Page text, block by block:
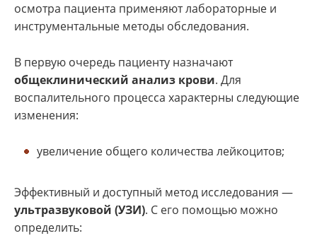
осмотра пациента применяют лабораторные и
инструментальные методы обследования.
В первую очередь пациенту назначают
общеклинический анализ крови. Для
воспалительного процесса характерны следующие
изменения:
увеличение общего количества лейкоцитов;
Эффективный и доступный метод исследования —
ультразвуковой (УЗИ). С его помощью можно
определить: